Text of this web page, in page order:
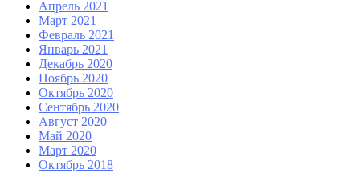
Апрель 2021
Март 2021
Февраль 2021
Январь 2021
Декабрь 2020
Ноябрь 2020
Октябрь 2020
Сентябрь 2020
Август 2020
Май 2020
Март 2020
Октябрь 2018